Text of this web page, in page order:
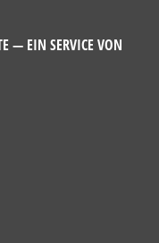
— EIN SERVICE VON